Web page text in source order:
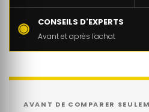
◉ CONSEILS D'EXPERTS
Avant et après l'achat
AVANT DE COMPARER